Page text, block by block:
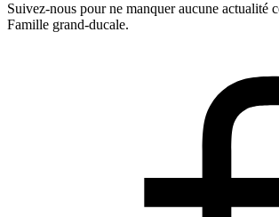
Suivez-nous pour ne manquer aucune actualité
Famille grand-ducale.